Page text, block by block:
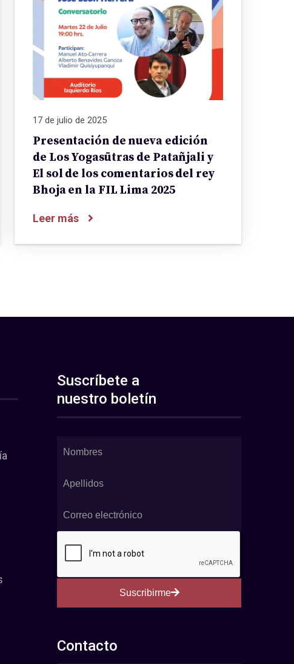
17 de julio de 2025
Presentación de nueva edición
de Los Yogasūtras de Patañjali y
El sol de los comentarios del rey
Bhoja en la FIL Lima 2025
Leer más
Suscríbete a
nuestro boletín
Suscribirme
Contacto